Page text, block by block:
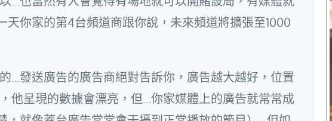
你家的第4台頻道商跟你說，未來頻道將擴張至1000
…發送廣告的廣告商絕對告訴你，廣告越大越好，位置
他呈現的數據會漂亮，但…你家媒體上的廣告就常常成